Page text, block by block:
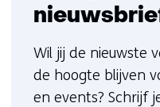
Wil jij de nieuwste
de hoogte blijven
en events? Schrijf